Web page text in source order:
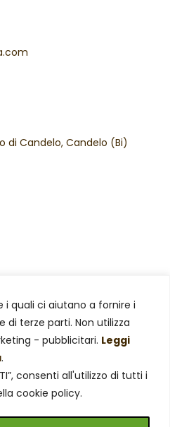
i quali ci aiutano a fornire i
di terze parti. Non utilizza
- pubblicitari. Leggi
.
consenti all'utilizzo di tutti i
cookie policy.
di Candelo, Candelo (Bi)